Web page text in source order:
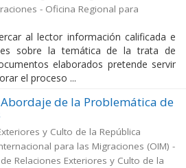
- Oficina Regional para
al lector información calificada e
sobre la temática de la trata de
elaborados pretende servir
el proceso ...
de la Problemática de
y Culto de la República
para las Migraciones (OIM) -
Relaciones Exteriores y Culto de la